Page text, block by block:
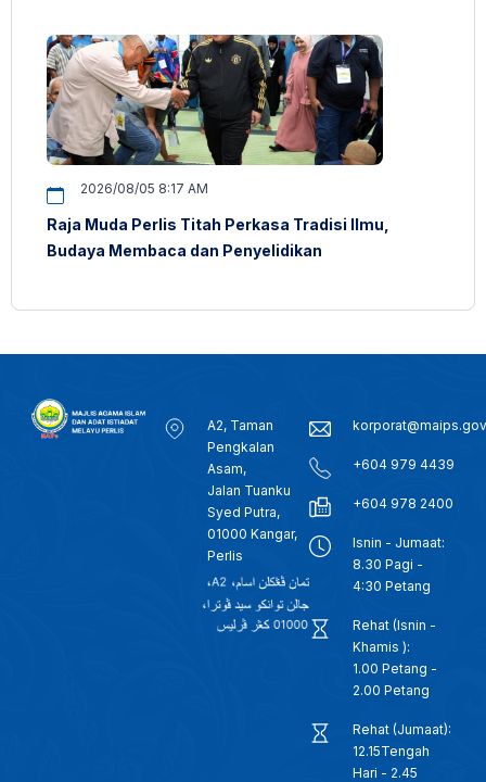
2026/08/05 8:17 AM
Raja Muda Perlis Titah Perkasa Tradisi Ilmu,
Budaya Membaca dan Penyelidikan
A2, Taman
Pengkalan
Asam,
Jalan Tuanku
Syed Putra,
01000 Kangar,
Perlis
+604 979 4439
+604 978 2400
Isnin - Jumaat:
8.30 Pagi -
4:30 Petang
Rehat (Isnin -
Khamis ):
1.00 Petang -
2.00 Petang
Rehat (Jumaat):
12.15Tengah
Hari - 2.45